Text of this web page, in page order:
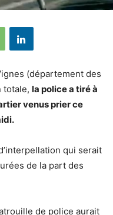
(département des
totale, la police a tiré à
venus prier ce
qui serait
de la part des
de police aurait